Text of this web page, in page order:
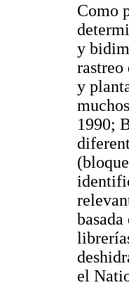
Como
y
rastreo
y
1990;
el